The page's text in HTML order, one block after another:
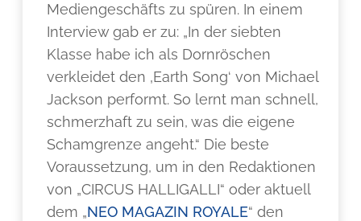
Mediengeschäfts zu spüren. In einem
Interview gab er zu: „In der siebten
Klasse habe ich als Dornröschen
verkleidet den ‚Earth Song‘ von Michael
Jackson performt. So lernt man schnell,
schmerzhaft zu sein, was die eigene
Schamgrenze angeht.“ Die beste
Voraussetzung, um in den Redaktionen
von „CIRCUS HALLIGALLI“ oder aktuell
dem „NEO MAGAZIN ROYALE“ den